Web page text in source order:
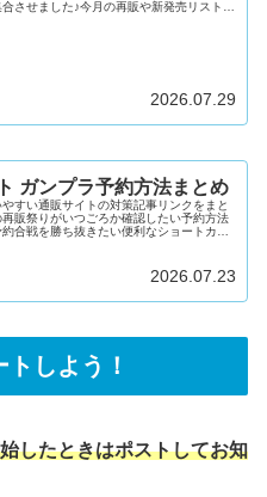
させました♪今月の再販や新発売リストを
2026.07.29
ガンプラ予約方法まとめ
すい通販サイトの対策記事リンクをまと
販祭りがいつごろか確認したい予約方法
合戦を勝ち抜きたい便利なショートカッ
量：多DMM通販難易度：低在庫量：多
：低～中在庫量：多駿河屋難易度：中～高
2026.07.23
しよう！
したときはポストしてお知